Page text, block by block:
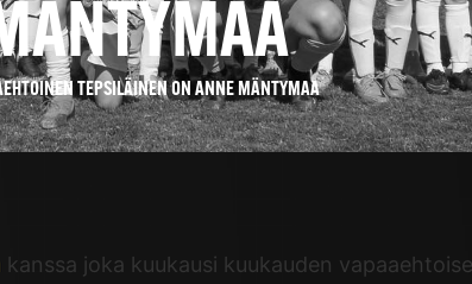
TEPSILÄINEN ON ANNE MÄNTYMAA
kanssa joka kuukausi kuukauden